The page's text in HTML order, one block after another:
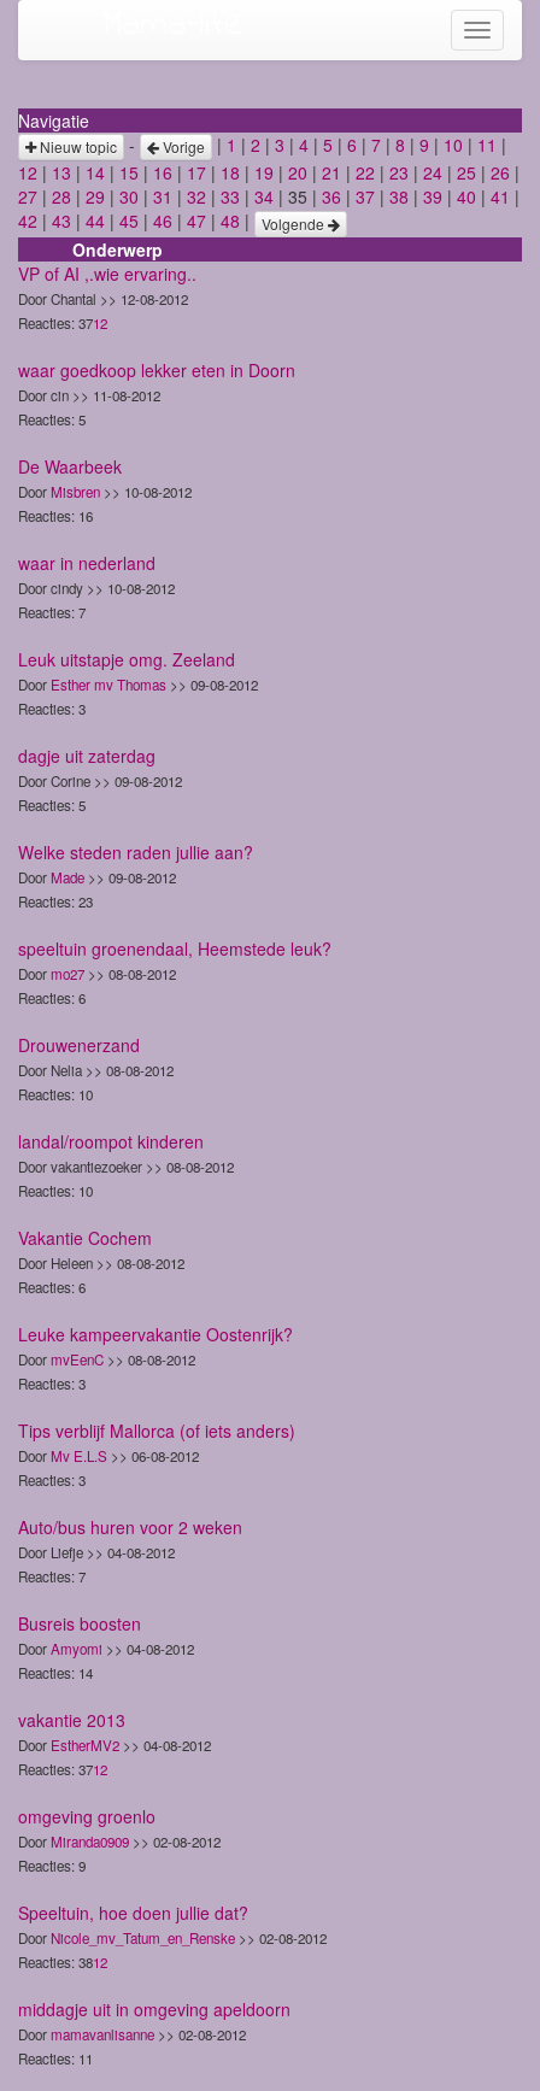
Toggle
Navigatie
Nieuw topic - Vorige | 1 | 2 | 3 | 4 | 5 | 6 | 7 | 8 | 9 | 10 | 11 |
12 | 13 | 14 | 15 | 16 | 17 | 18 | 19 | 20 | 21 | 22 | 23 | 24 | 25 | 26 |
27 | 28 | 29 | 30 | 31 | 32 | 33 | 34 | 35 | 36 | 37 | 38 | 39 | 40 | 41 |
42 | 43 | 44 | 45 | 46 | 47 | 48 | Volgende
Onderwerp
VP of AI ,.wie ervaring..
Door Chantal >> 12-08-2012
Reacties: 3712
waar goedkoop lekker eten in Doorn
Door cin >> 11-08-2012
Reacties: 5
De Waarbeek
DoorMisbren >> 10-08-2012
Reacties: 16
waar in nederland
Door cindy >> 10-08-2012
Reacties: 7
Leuk uitstapje omg. Zeeland
Door Esther mv Thomas >> 09-08-2012
Reacties: 3
dagje uit zaterdag
Door Corine >> 09-08-2012
Reacties: 5
Welke steden raden jullie aan?
DoorMade >> 09-08-2012
Reacties: 23
speeltuin groenendaal, Heemstede leuk?
Doormo27 >> 08-08-2012
Reacties: 6
Drouwenerzand
Door Nelia >> 08-08-2012
Reacties: 10
landal/roompot kinderen
Door vakantiezoeker >> 08-08-2012
Reacties: 10
Vakantie Cochem
Door Heleen >> 08-08-2012
Reacties: 6
Leuke kampeervakantie Oostenrijk?
DoormvEenC >> 08-08-2012
Reacties: 3
Tips verblijf Mallorca (of iets anders)
DoorMv E.L.S >> 06-08-2012
Reacties: 3
Auto/bus huren voor 2 weken
Door Liefje >> 04-08-2012
Reacties: 7
Busreis boosten
DoorAmyomi >> 04-08-2012
Reacties: 14
vakantie 2013
Door EstherMV2 >> 04-08-2012
Reacties: 3712
omgeving groenlo
DoorMiranda0909 >> 02-08-2012
Reacties: 9
Speeltuin, hoe doen jullie dat?
Door Nicole_mv_Tatum_en_Renske >> 02-08-2012
Reacties: 3812
middagje uit in omgeving apeldoorn
Doormamavanlisanne >> 02-08-2012
Reacties: 11